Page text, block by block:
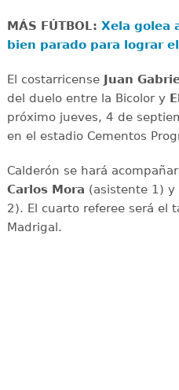
MÁS FÚTBOL: Xela golea
bien parado para lograr
El costarricense Juan
del duelo entre la Bicolor y
próximo jueves, 4 de
en el estadio Cementos
Calderón se hará
Carlos Mora (asistente 1) y
2). El cuarto referee será el
Madrigal.